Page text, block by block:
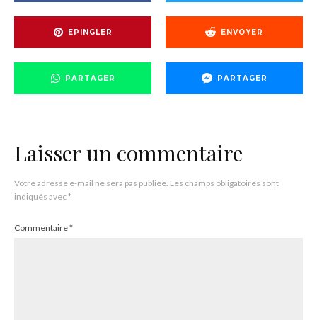
EPINGLER ENVOYER
PARTAGER PARTAGER
Laisser un commentaire
Votre adresse e-mail ne sera pas publiée. Les champs obligatoires sont
indiqués avec*
Commentaire*